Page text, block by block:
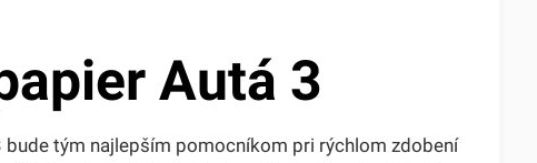
Autá 3
bude tým najlepším pomocníkom pri rýchlom zdobení